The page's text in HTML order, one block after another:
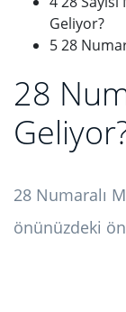
Geliyor?
5 28
28
28 Numaralı
önünüzdeki